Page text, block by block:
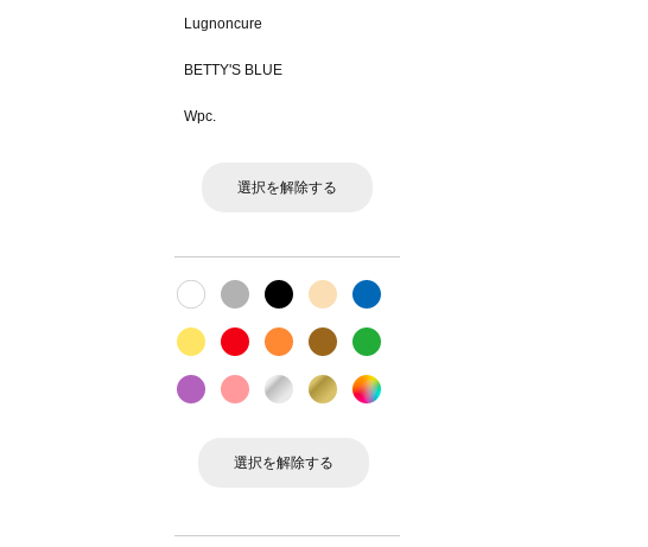
Lugnoncure
BETTY'S BLUE
Wpc.
選択を解除する
選択を解除する